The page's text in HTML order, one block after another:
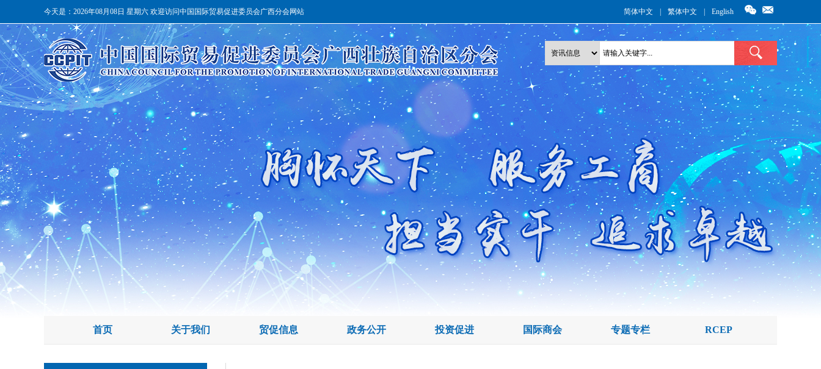
简体中文 繁体中文 English
今天是： 2026年08月08日 星期六 欢迎访问中国国际贸易促进委员会广西分会网站
首页 关于我们 贸促信息 政务公开 投资促进 国际商会 专题专栏 RCEP